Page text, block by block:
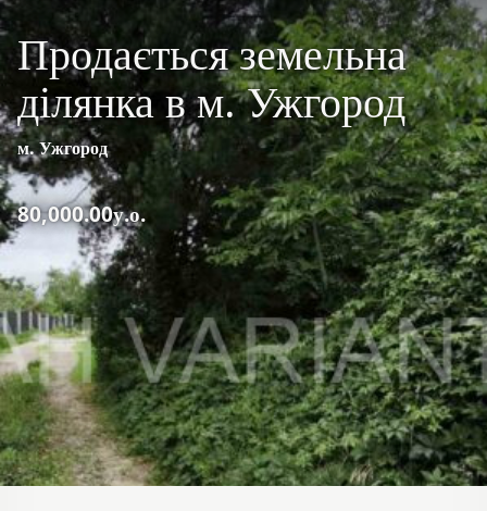
Продається земельна
ділянка в м. Ужгород
м. Ужгород
80,000.00у.о.